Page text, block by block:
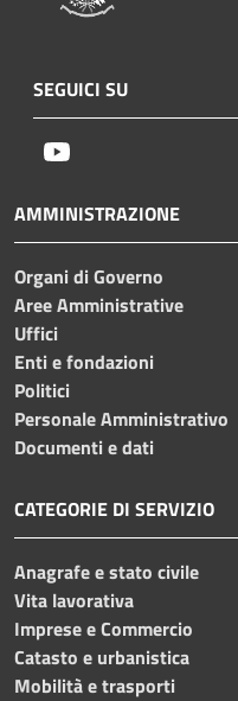
SEGUICI SU
AMMINISTRAZIONE
Organi di Governo
Aree Amministrative
Uffici
Enti e fondazioni
Politici
Personale Amministrativo
Documenti e dati
CATEGORIE DI SERVIZIO
Anagrafe e stato civile
Vita lavorativa
Imprese e Commercio
Catasto e urbanistica
Mobilità e trasporti